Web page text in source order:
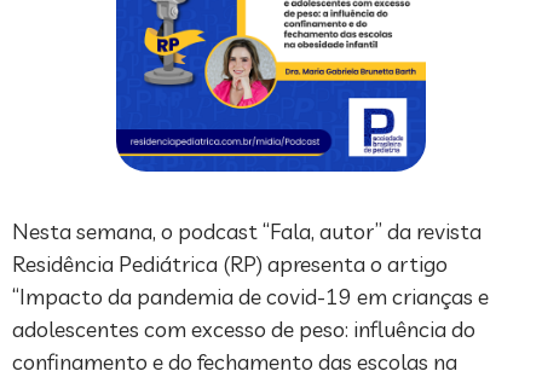
Nesta semana, o podcast “Fala, autor” da revista
Residência Pediátrica (RP) apresenta o artigo
“Impacto da pandemia de covid-19 em crianças e
adolescentes com excesso de peso: influência do
confinamento e do fechamento das escolas na